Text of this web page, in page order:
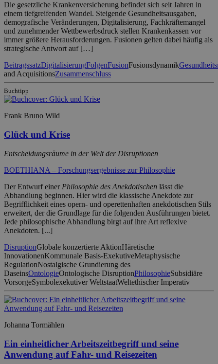
Die gesetzliche Krankenversicherung befindet sich seit Jahren in
einem tiefgreifenden Wandel. Steigende Gesundheitsausgaben,
demografische Veränderungen, Digitalisierung, Fachkräftemangel
und zunehmender Wettbewerbsdruck stellen Krankenkassen vor
immer größere Herausforderungen. Fusionen gelten dabei häufig als
strategische Antwort auf […]
BeitragssatzDigitalisierungFolgenFusionFusionsdynamik
and AcquisitionsZusammenschluss
Buchtipp
Frank Bruno Wild
Glück und Krise
Entscheidungsräume in der Welt der Disruptionen
BOETHIANA – Forschungsergebnisse zur Philosophie
Der Entwurf einer Philosophie des Anekdotischen lässt die
Abhandlung beginnen. Hier wird die klassische Anekdote zur
Begrifflichkeit eines opern- und operettenhaften anekdotischen Stils
erweitert, der die Grundlage für die folgenden Ausführungen bietet.
Jede philosophische Abhandlung birgt auf ihre Art reflexive
Anekdoten. [...]
DisruptionGlobale konzertierte AktionHäretische
InnovationenKommunale Basis-ExekutiveMetaphysische
RegulationNostalgische Grundierung des
DaseinsOntologieOntologische DisruptionPhilosophieSubsidiäre
VorsorgeSymbolexekutiver WeltstaatWeltethischer Imperativ
Johanna Tormählen
Ein einheitlicher Arbeitszeitbegriff und seine
Anwendung auf Fahr- und Reisezeiten